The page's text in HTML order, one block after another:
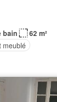
bain
62 m²
meublé